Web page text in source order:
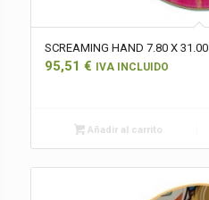
SCREAMING HAND 7.80 X 31.00
95,51 € IVA INCLUIDO
Añadir al carrito